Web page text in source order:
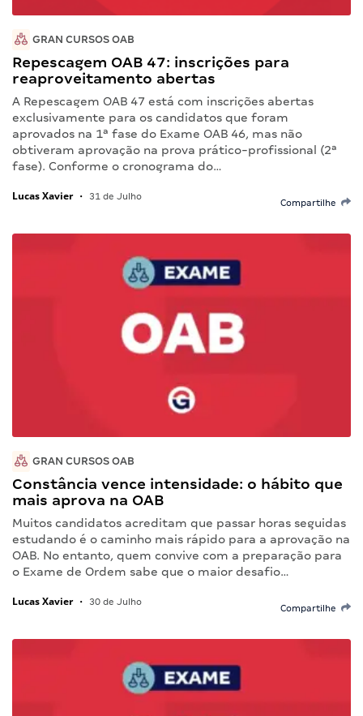
GRAN CURSOS OAB
Repescagem OAB 47: inscrições para
reaproveitamento abertas
A Repescagem OAB 47 está com inscrições abertas
exclusivamente para os candidatos que foram
aprovados na 1ª fase do Exame OAB 46, mas não
obtiveram aprovação na prova prático-profissional (2ª
fase). Conforme o cronograma do…
Lucas Xavier • 31 de Julho
Compartilhe
GRAN CURSOS OAB
Constância vence intensidade: o hábito que
mais aprova na OAB
Muitos candidatos acreditam que passar horas seguidas
estudando é o caminho mais rápido para a aprovação na
OAB. No entanto, quem convive com a preparação para
o Exame de Ordem sabe que o maior desafio…
Lucas Xavier • 30 de Julho
Compartilhe